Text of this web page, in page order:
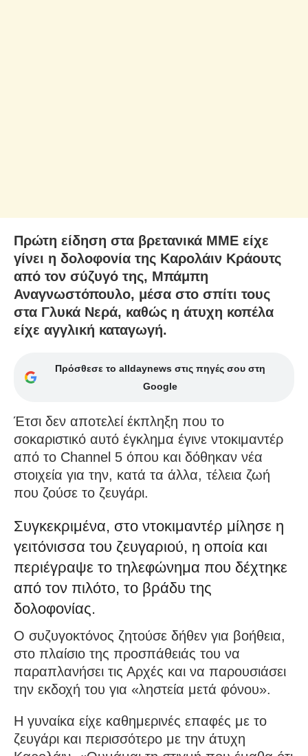
Πρώτη είδηση στα βρετανικά ΜΜΕ είχε
γίνει η δολοφονία της Καρολάιν Κράουτς
από τον σύζυγό της, Μπάμπη
Αναγνωστόπουλο, μέσα στο σπίτι τους
στα Γλυκά Νερά, καθώς η άτυχη κοπέλα
είχε αγγλική καταγωγή.
Πρόσθεσε το alldaynews στις πηγές σου στη
Google
Έτσι δεν αποτελεί έκπληξη που το
σοκαριστικό αυτό έγκλημα έγινε ντοκιμαντέρ
από το Channel 5 όπου και δόθηκαν νέα
στοιχεία για την, κατά τα άλλα, τέλεια ζωή
που ζούσε το ζευγάρι.
Συγκεκριμένα, στο ντοκιμαντέρ μίλησε η
γειτόνισσα του ζευγαριού, η οποία και
περιέγραψε το τηλεφώνημα που δέχτηκε
από τον πιλότο, το βράδυ της
δολοφονίας.
Ο συζυγοκτόνος ζητούσε δήθεν για βοήθεια,
στο πλαίσιο της προσπάθειάς του να
παραπλανήσει τις Αρχές και να παρουσιάσει
την εκδοχή του για «ληστεία μετά φόνου».
Η γυναίκα είχε καθημερινές επαφές με το
ζευγάρι και περισσότερο με την άτυχη